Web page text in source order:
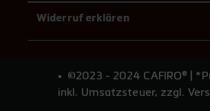
Widerruf erklären
©2023 - 2024 CAFIRO® |
inkl. Umsatzsteuer, zzgl.